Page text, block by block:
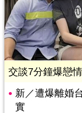
交談7分鐘爆戀
新／遭爆離婚
實